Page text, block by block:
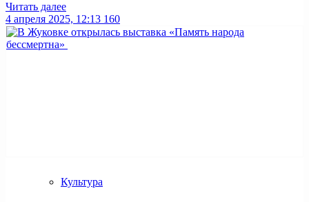
Читать далее
4 апреля 2025, 12:13 160
Культура